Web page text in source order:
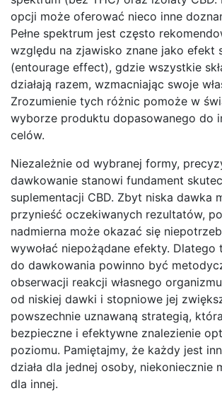
opcji może oferować nieco inne
Pełne spektrum jest często
względu na zjawisko znane jako efekt
(entourage effect), gdzie wszystkie
działają razem, wzmacniając swoje
Zrozumienie tych różnic pomoże w
wyborze produktu dopasowanego do
celów.
Niezależnie od wybranej formy,
dawkowanie stanowi fundament
suplementacji CBD. Zbyt niska dawka
przynieść oczekiwanych rezultatów,
nadmierna może okazać się
wywołać niepożądane efekty. Dlatego
do dawkowania powinno być
obserwacji reakcji własnego
od niskiej dawki i stopniowe jej
powszechnie uznawaną strategią,
bezpieczne i efektywne znalezienie
poziomu. Pamiętajmy, że każdy jest
działa dla jednej osoby, niekoniecznie
dla innej.